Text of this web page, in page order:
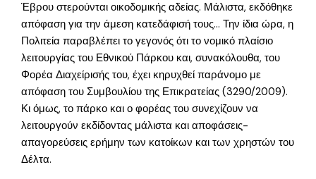
Έβρου στερούνται οικοδομικής αδείας. Μάλιστα, εκδόθηκε
απόφαση για την άμεση κατεδάφισή τους… Την ίδια ώρα, η
Πολιτεία παραβλέπει το γεγονός ότι το νομικό πλαίσιο
λειτουργίας του Εθνικού Πάρκου και, συνακόλουθα, του
Φορέα Διαχείρισής του, έχει κηρυχθεί παράνομο με
απόφαση του Συμβουλίου της Επικρατείας (3290/2009).
Κι όμως, το πάρκο και ο φορέας του συνεχίζουν να
λειτουργούν εκδίδοντας μάλιστα και αποφάσεις-
απαγορεύσεις ερήμην των κατοίκων και των χρηστών του
Δέλτα.